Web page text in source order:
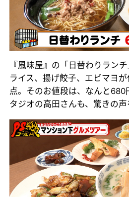
『風味屋』の「日替わりラン
ライス、揚げ餃子、エビマヨ
点。そのお値段は、なんと680
タジオの高田さんも、驚きの声